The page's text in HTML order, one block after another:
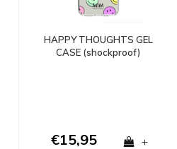
HAPPY THOUGHTS GEL
CASE (shockproof)
€15,95 +